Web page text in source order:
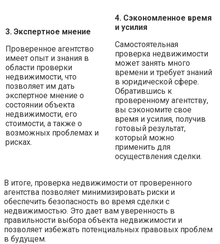
3. Экспертное мнение
Проверенное агентство
имеет опыт и знания в
области проверки
недвижимости, что
позволяет им дать
экспертное мнение о
состоянии объекта
недвижимости, его
стоимости, а также о
возможных проблемах и
рисках.
4. Сэкономленное время
и усилия
Самостоятельная
проверка недвижимости
может занять много
времени и требует знаний
в юридической сфере.
Обратившись к
проверенному агентству,
вы сэкономите свое
время и усилия, получив
готовый результат,
который можно
применить для
осуществления сделки.
В итоге, проверка недвижимости от проверенного
агентства позволяет минимизировать риски и
обеспечить безопасность во время сделки с
недвижимостью. Это дает вам уверенность в
правильности выбора объекта недвижимости и
позволяет избежать потенциальных правовых проблем
в будущем.